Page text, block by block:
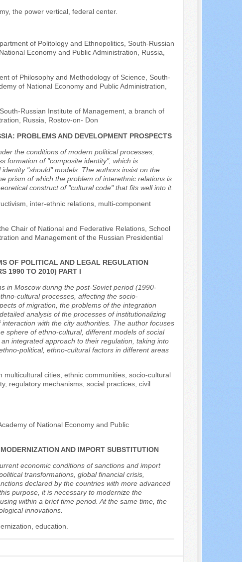
the power vertical, federal center.
of Politology and Ethnopolitics, South-Russian
Economy and Public Administration, Russia,
of Philosophy and Methodology of Science, South-
of National Economy and Public Administration,
Russian Institute of Management, a branch of
Russia, Rostov-on- Don
PROBLEMS AND DEVELOPMENT PROSPECTS
the conditions of modern political processes,
formation of "composite identity", which is
"should" models. The authors insist on the
prism of which the problem of interethnic relations is
construct of "cultural code" that fits well into it.
inter-ethnic relations, multi-component
Chair of National and Federative Relations, School
and Management of the Russian Presidential
OF POLITICAL AND LEGAL REGULATION
1990 TO 2010) PART I
in Moscow during the post-Soviet period (1990-
cultural processes, affecting the socio-
of migration, the problems of the integration
analysis of the processes of institutionalizing
with the city authorities. The author focuses
sphere of ethno-cultural, different models of social
integrated approach to their regulation, taking into
political, ethno-cultural factors in different areas
cities, ethnic communities, socio-cultural
regulatory mechanisms, social practices, civil
of National Economy and Public
AND IMPORT SUBSTITUTION
economic conditions of sanctions and import
transformations, global financial crisis,
declared by the countries with more advanced
purpose, it is necessary to modernize the
within a brief time period. At the same time, the
innovations.
education.